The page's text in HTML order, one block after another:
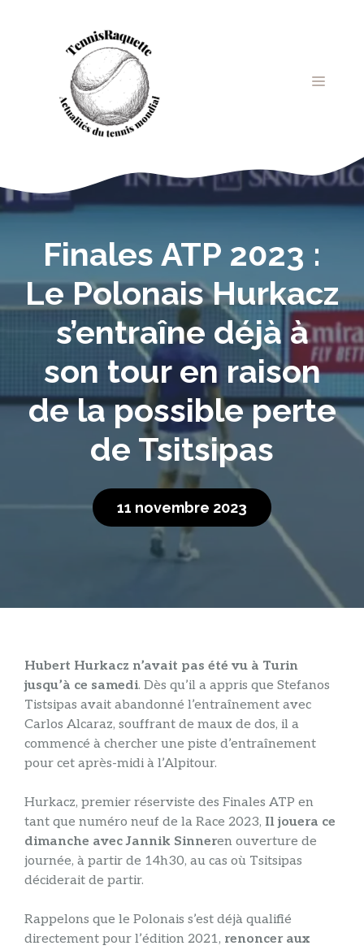
MENU
Finales ATP 2023 :
Le Polonais Hurkacz
s’entraîne déjà à
son tour en raison
de la possible perte
de Tsitsipas
11 novembre 2023
Hubert Hurkacz n’avait pas été vu à Turin
jusqu’à ce samedi. Dès qu’il a appris que Stefanos
Tistsipas avait abandonné l’entraînement avec
Carlos Alcaraz, souffrant de maux de dos, il a
commencé à chercher une piste d’entraînement
pour cet après-midi à l’Alpitour.
Hurkacz, premier réserviste des Finales ATP en
tant que numéro neuf de la Race 2023, Il jouera ce
dimanche avec Jannik Sinneren ouverture de
journée, à partir de 14h30, au cas où Tsitsipas
déciderait de partir.
Rappelons que le Polonais s’est déjà qualifié
directement pour l’édition 2021, renoncer aux